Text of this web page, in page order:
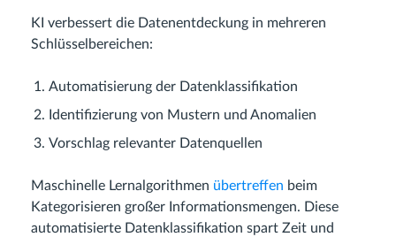
KI verbessert die Datenentdeckung in mehreren
Schlüsselbereichen:
Automatisierung der Datenklassifikation
Identifizierung von Mustern und Anomalien
Vorschlag relevanter Datenquellen
Maschinelle Lernalgorithmen übertreffen beim
Kategorisieren großer Informationsmengen. Diese
automatisierte Datenklassifikation spart Zeit und